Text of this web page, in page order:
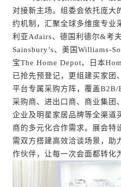
对接新主场。组委会依托庞大
约机制，汇聚全球多维度专
利亚Adairs、德国利德尔&考
Sainsbury’s、美国Williams-
宝The Home Depot、日本
已抢先预登记，更组建买家团
平台专属采购方阵，覆盖B2B/
采购商、进出口商、商业集团
企业及明星家居品牌等全渠道
商的多元化合作需求。展会特
需双方搭建高效洽谈场景，助
作伙伴，让每一次会面都转化